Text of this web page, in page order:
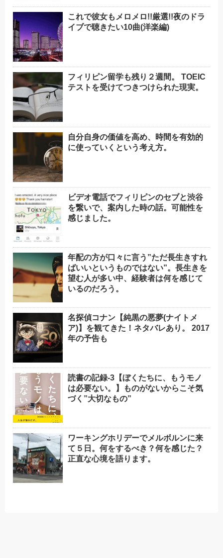
これで彼女もメロメロ!!厳選!!夜のドラ
イブで聴きたい10曲(洋楽編)
フィリピン留学も残り２週間。 TOEIC
テストを受けてつきつけられた現実。
自分自身の価値を高め、時間を有効的
に使っていくという考え方。
ビデオ電話でフィリピンのセブと渋谷
を繋いで、案内した時の話。可能性を
感じました。
年配の方が口々に言う”ただ長生きすれ
ばいいというものではない”。長生きを
望む人が多い中、経験者は何を感じて
いるのだろう。
名探偵コナン【純黒の悪夢(ナイトメ
ア)】を観てきた！ネタバレあり。 2017
年の予告も
読書の記録-3【ぼくたちに、もうモノ
は必要ない。】ものがないからこそ気
づく”大切なもの”
ワーキングホリデーでメルボルンに来
て５日。何をするべき？何を感じた？
正直な心境を語ります。